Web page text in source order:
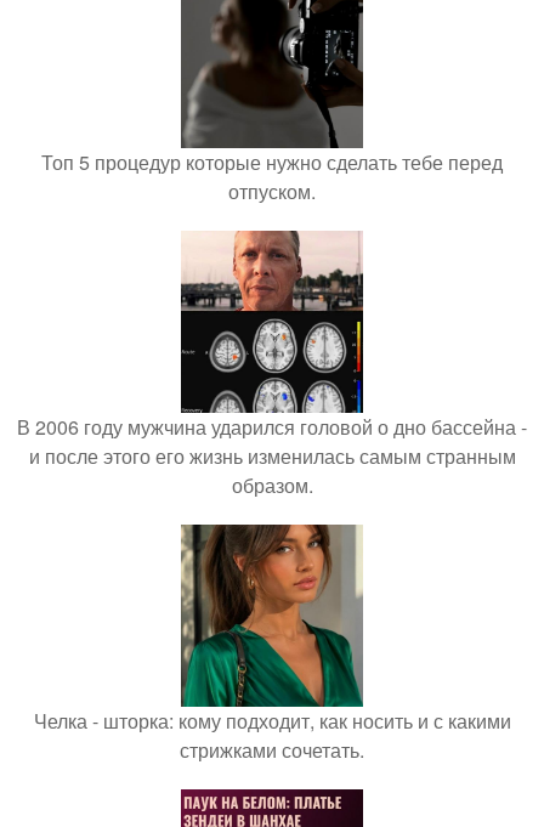
Топ 5 процедур которые нужно сделать тебе перед
отпуском.
В 2006 году мужчина ударился головой о дно бассейна -
и после этого его жизнь изменилась самым странным
образом.
Челка - шторка: кому подходит, как носить и с какими
стрижками сочетать.